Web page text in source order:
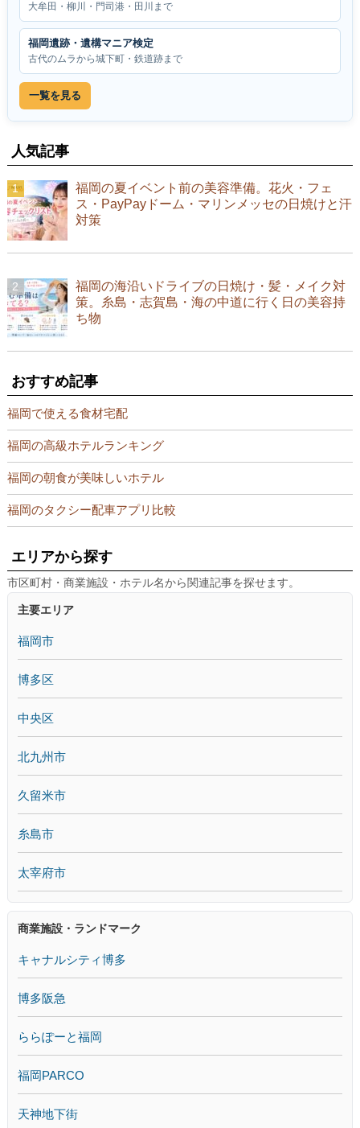
大牟田・柳川・門司港・田川まで
福岡遺跡・遺構マニア検定
古代のムラから城下町・鉄道跡まで
一覧を見る
人気記事
福岡の夏イベント前の美容準備。花火・フェ
ス・PayPayドーム・マリンメッセの日焼けと汗
対策
福岡の海沿いドライブの日焼け・髪・メイク対
策。糸島・志賀島・海の中道に行く日の美容持
ち物
おすすめ記事
福岡で使える食材宅配
福岡の高級ホテルランキング
福岡の朝食が美味しいホテル
福岡のタクシー配車アプリ比較
エリアから探す
市区町村・商業施設・ホテル名から関連記事を探せます。
主要エリア
福岡市
博多区
中央区
北九州市
久留米市
糸島市
太宰府市
商業施設・ランドマーク
キャナルシティ博多
博多阪急
ららぽーと福岡
福岡PARCO
天神地下街